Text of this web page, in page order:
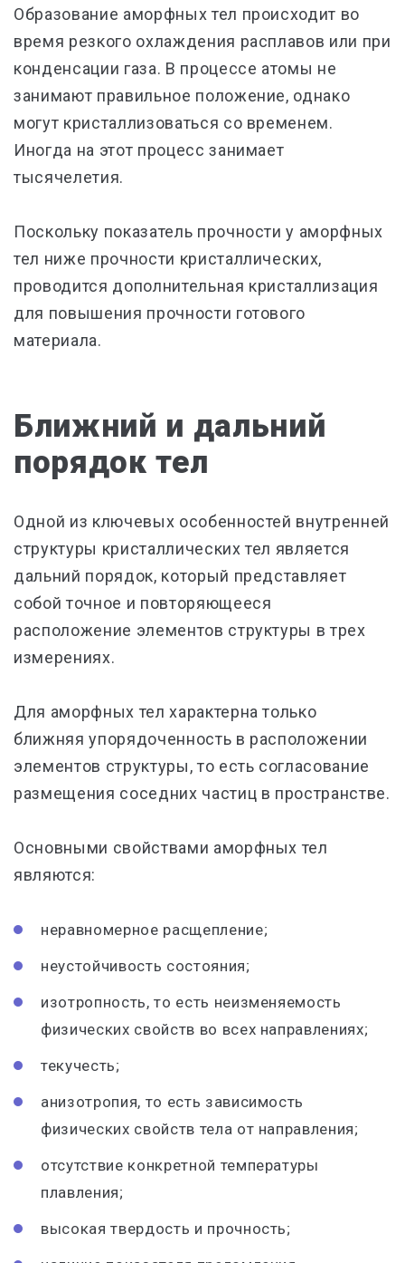
Образование аморфных тел происходит во
время резкого охлаждения расплавов или при
конденсации газа. В процессе атомы не
занимают правильное положение, однако
могут кристаллизоваться со временем.
Иногда на этот процесс занимает
тысячелетия.
Поскольку показатель прочности у аморфных
тел ниже прочности кристаллических,
проводится дополнительная кристаллизация
для повышения прочности готового
материала.
Ближний и дальний
порядок тел
Одной из ключевых особенностей внутренней
структуры кристаллических тел является
дальний порядок, который представляет
собой точное и повторяющееся
расположение элементов структуры в трех
измерениях.
Для аморфных тел характерна только
ближняя упорядоченность в расположении
элементов структуры, то есть согласование
размещения соседних частиц в пространстве.
Основными свойствами аморфных тел
являются:
неравномерное расщепление;
неустойчивость состояния;
изотропность, то есть неизменяемость
физических свойств во всех направлениях;
текучесть;
анизотропия, то есть зависимость
физических свойств тела от направления;
отсутствие конкретной температуры
плавления;
высокая твердость и прочность;